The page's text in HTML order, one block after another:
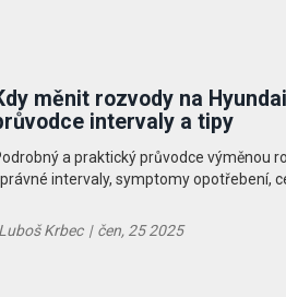
měnit rozvody na
intervaly a tipy
a praktický průvodce výměnou
intervaly, symptomy opotřebení,
Krbec | čen, 25 2025